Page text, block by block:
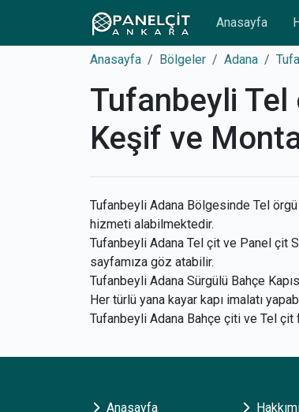
Anasayfa
Anasayfa Bölgeler Adana
Tufanbeyli Tel
Keşif ve
Tufanbeyli Adana Bölgesinde Tel
hizmeti alabilmektedir.
Tufanbeyli Adana Tel çit ve Panel çit
sayfamıza göz atabilir.
Tufanbeyli Adana Sürgülü Bahçe
Her türlü yana kayar kapı imalatı
Tufanbeyli Adana Bahçe çiti ve Tel
Anasayfa